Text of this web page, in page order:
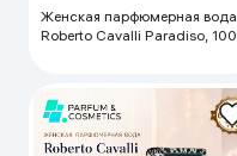
Женская парфюмерная вода
Roberto Cavalli Paradiso, 100